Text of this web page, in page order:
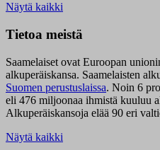
Näytä kaikki
Tietoa meistä
Saamelaiset ovat Euroopan
alkuperäiskansa. Saamelaisten
Suomen perustuslaissa. Noin 6
eli 476 miljoonaa ihmistä kuuluu
Alkuperäiskansoja elää 90 eri
Näytä kaikki